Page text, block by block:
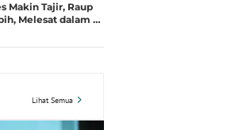
Makin Tajir, Raup
Melesat dalam …
Lihat Semua